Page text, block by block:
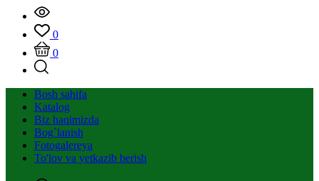
0
0
Bosh sahifa
Katalog
Biz haqimizda
Bog`lanish
Fotogalereya
To'lov va yetkazib berish